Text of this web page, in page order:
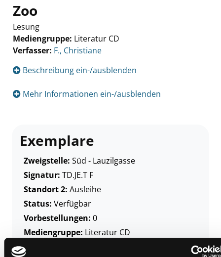
Zoo
Lesung
Mediengruppe: Literatur CD
Verfasser: Suche nach diesem Verfasser
F., Christiane
Beschreibung ein-/ausblenden
Mehr Informationen ein-/ausblenden
Exemplare
Zweigstelle: Süd - Lauzilgasse
Signatur: TD.JE.T F
Standort 2: Ausleihe
Status: Verfügbar
Vorbestellungen: 0
Mediengruppe: Literatur CD
Frist: